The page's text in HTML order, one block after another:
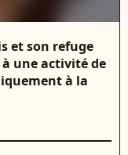
et son refuge
à une activité de
à la